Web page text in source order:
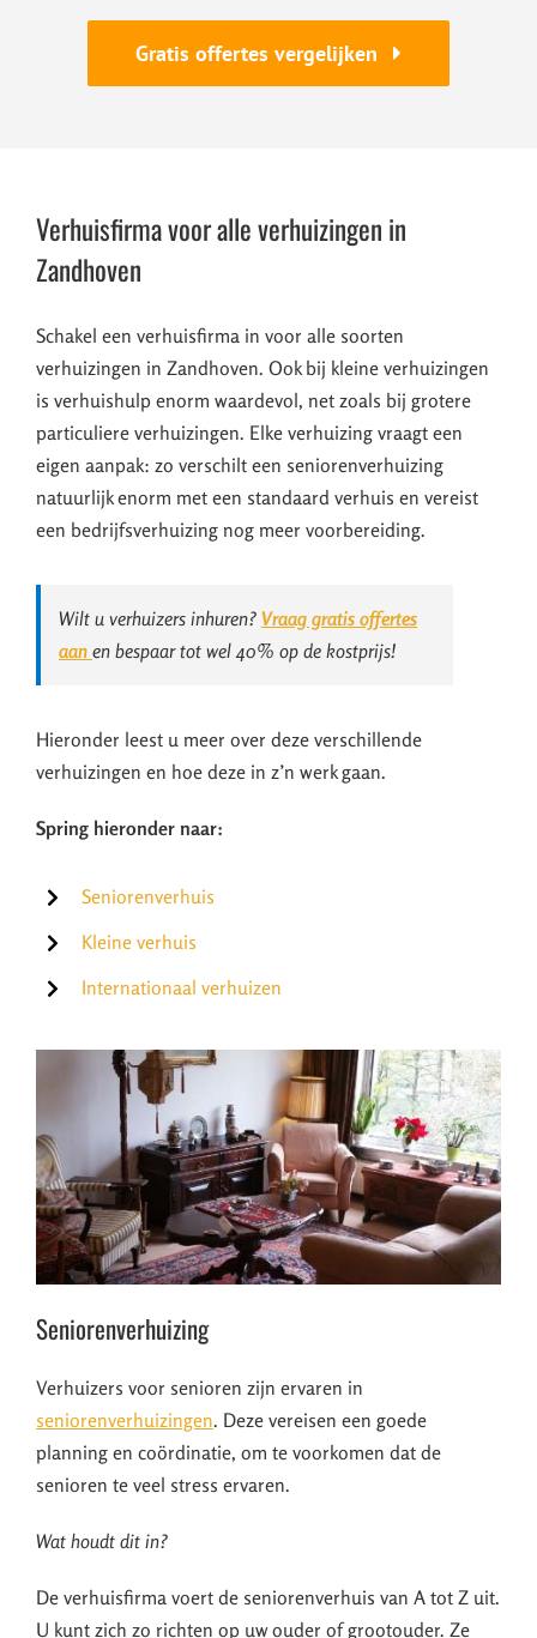
Gratis offertes vergelijken
Verhuisfirma voor alle verhuizingen in
Zandhoven
Schakel een verhuisfirma in voor alle soorten
verhuizingen in Zandhoven. Ook bij kleine verhuizingen
is verhuishulp enorm waardevol, net zoals bij grotere
particuliere verhuizingen. Elke verhuizing vraagt een
eigen aanpak: zo verschilt een seniorenverhuizing
natuurlijk enorm met een standaard verhuis en vereist
een bedrijfsverhuizing nog meer voorbereiding.
Wilt u verhuizers inhuren? Vraag gratis offertes
aan en bespaar tot wel 40% op de kostprijs!
Hieronder leest u meer over deze verschillende
verhuizingen en hoe deze in z’n werk gaan.
Spring hieronder naar:
Seniorenverhuis
Kleine verhuis
Internationaal verhuizen
Seniorenverhuizing
Verhuizers voor senioren zijn ervaren in
seniorenverhuizingen. Deze vereisen een goede
planning en coördinatie, om te voorkomen dat de
senioren te veel stress ervaren.
Wat houdt dit in?
De verhuisfirma voert de seniorenverhuis van A tot Z uit.
U kunt zich zo richten op uw ouder of grootouder. Ze